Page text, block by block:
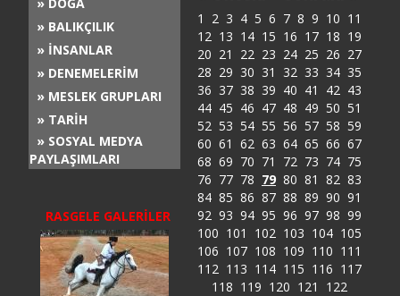
» BALIKÇILIK
» İNSANLAR
» DENEMELERİM
» MESLEK GRUPLARI
» TARİH
» SOSYAL MEDYA
PAYLAŞIMLARI
RASGELE GALERİLER
1 2 3 4 5 6 7 8 9 10 11
12 13 14 15 16 17 18 19
20 21 22 23 24 25 26 27
28 29 30 31 32 33 34 35
36 37 38 39 40 41 42 43
44 45 46 47 48 49 50 51
52 53 54 55 56 57 58 59
60 61 62 63 64 65 66 67
68 69 70 71 72 73 74 75
76 77 78 79 80 81 82 83
84 85 86 87 88 89 90 91
92 93 94 95 96 97 98 99
100 101 102 103 104 105
106 107 108 109 110 111
112 113 114 115 116 117
118 119 120 121
122